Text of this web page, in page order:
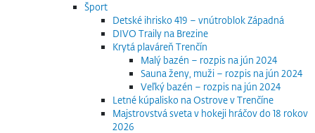
Šport
Detské ihrisko 419 – vnútroblok Západná
DIVO Traily na Brezine
Krytá plaváreň Trenčín
Malý bazén – rozpis na jún 2024
Sauna ženy, muži – rozpis na jún 2024
Veľký bazén – rozpis na jún 2024
Letné kúpalisko na Ostrove v Trenčíne
Majstrovstvá sveta v hokeji hráčov do 18 rokov
2026